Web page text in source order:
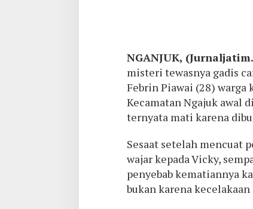
NGANJUK,
misteri tewasnya gadis
Febrin Piawai (28)
Kecamatan Ngajuk awal
ternyata mati karena
Sesaat setelah mencuat
wajar kepada Vicky,
penyebab kematiannya
bukan karena